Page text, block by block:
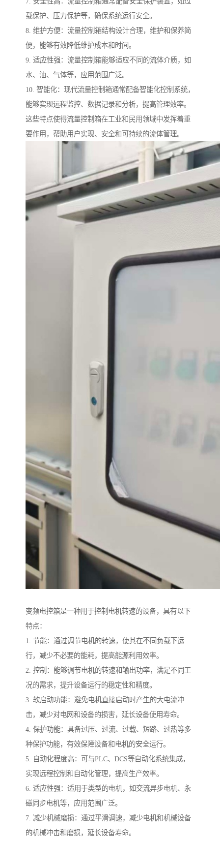
载保护、压力保护等，确保系统运行安全。
8. 维护方便：流量控制箱结构设计合理，维护和保养简
便，能够有效降低维护成本和时间。
9. 适应性强：流量控制箱能够适应不同的流体介质，如
水、油、气体等，应用范围广泛。
10. 智能化：现代流量控制箱通常配备智能化控制系统，
能够实现远程监控、数据记录和分析，提高管理效率。
这些特点使得流量控制箱在工业和民用领域中发挥着重
要作用，帮助用户实现、安全和可持续的流体管理。
变频电控箱是一种用于控制电机转速的设备，具有以下
特点：
1. 节能：通过调节电机的转速，使其在不同负载下运
行，减少不必要的能耗，提高能源利用效率。
2. 控制：能够调节电机的转速和输出功率，满足不同工
况的需求，提升设备运行的稳定性和精度。
3. 软启动功能：避免电机直接启动时产生的大电流冲
击，减少对电网和设备的损害，延长设备使用寿命。
4. 保护功能：具备过压、过流、过载、短路、过热等多
种保护功能，有效保障设备和电机的安全运行。
5. 自动化程度高：可与PLC、DCS等自动化系统集成，
实现远程控制和自动化管理，提高生产效率。
6. 适应性强：适用于类型的电机，如交流异步电机、永
磁同步电机等，应用范围广泛。
7. 减少机械磨损：通过平滑调速，减少电机和机械设备
的机械冲击和磨损，延长设备寿命。